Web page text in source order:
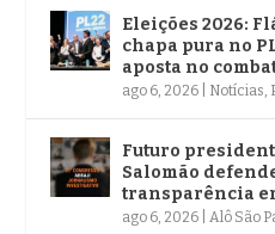
Eleições 2026:
chapa pura no
aposta no
ago 6, 2026 Notícias,
Futuro
Salomão
transparência
ago 6, 2026 |Alô São